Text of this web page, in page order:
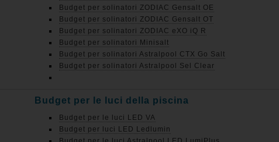
Budget per solinatori ZODIAC Gensalt OE
Budget per solinatori ZODIAC Gensalt OT
Budget per solinatori ZODIAC eXO iQ R
Budget per solinatori Minisalt
Budget per solinatori Astralpool CTX Go Salt
Budget per solinatori Astralpool Sel Clear
Budget per le luci della piscina
Budget per le luci LED VA
Budget per luci LED Ledlumin